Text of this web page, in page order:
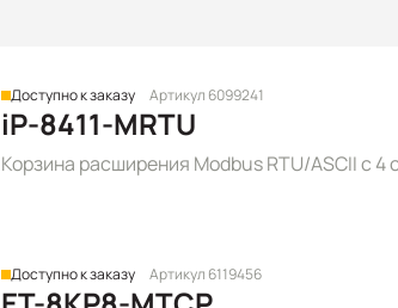
Доступно к заказу Артикул 6099241
iP-8411-MRTU
Корзина расширения Modbus RTU/ASCII с 4
Доступно к заказу Артикул 6119456